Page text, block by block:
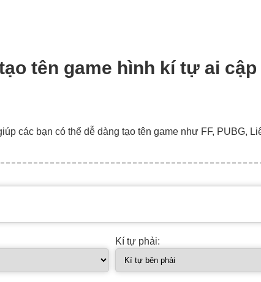
tên game hình kí tự ai cập
các bạn có thể dễ dàng tạo tên game như FF, PUBG,
Kí tự phải: